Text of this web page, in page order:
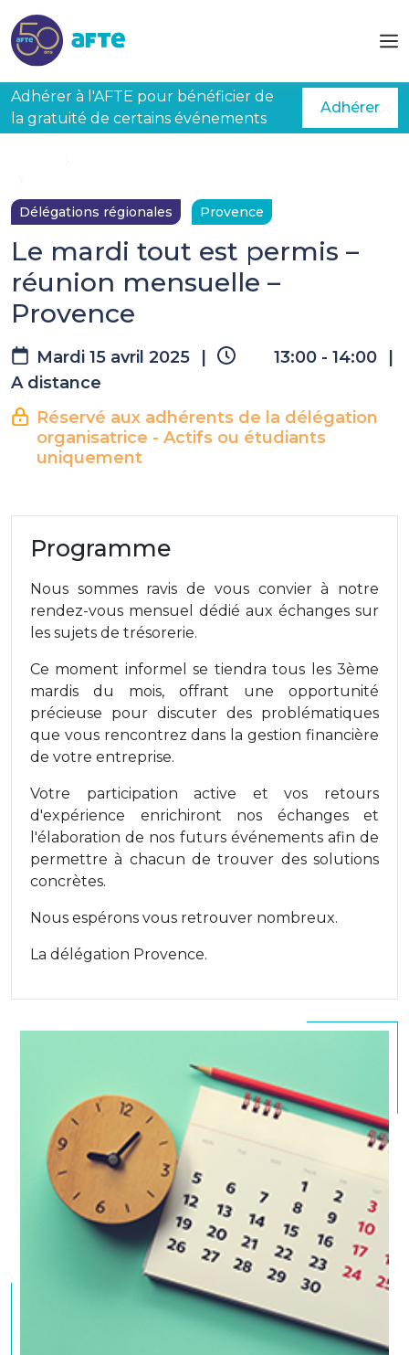
Adhérer à l'AFTE pour bénéficier de
la gratuité de certains événements
Adhérer
Délégations régionales
Provence
Le mardi tout est permis –
réunion mensuelle –
Provence
Mardi 15 avril 2025 13:00 - 14:00
A distance
Réservé aux adhérents de la délégation
organisatrice - Actifs ou étudiants
uniquement
Programme
Nous sommes ravis de vous convier à notre
rendez-vous mensuel dédié aux échanges sur
les sujets de trésorerie.
Ce moment informel se tiendra tous les 3ème
mardis du mois, offrant une opportunité
précieuse pour discuter des problématiques
que vous rencontrez dans la gestion financière
de votre entreprise.
Votre participation active et vos retours
d'expérience enrichiront nos échanges et
l'élaboration de nos futurs événements afin de
permettre à chacun de trouver des solutions
concrètes.
Nous espérons vous retrouver nombreux.
La délégation Provence.